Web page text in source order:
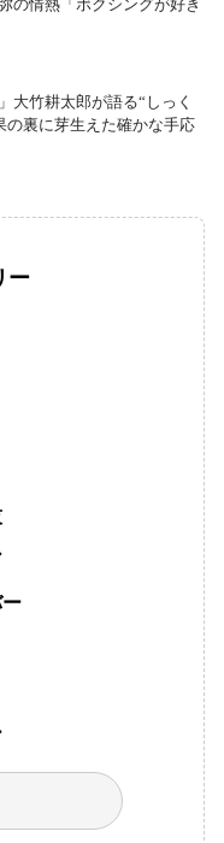
の情熱「ボクシングが好き
大竹耕太郎が語る“しっく
裏に芽生えた確かな手応
ー